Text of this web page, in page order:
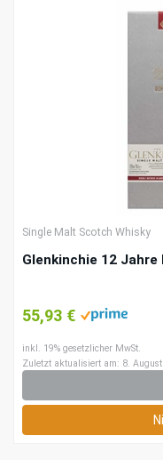
Single Malt Scotch Whisky
Glenkinchie 12
55,93 €
inkl. 19% gesetzlicher MwSt.
Zuletzt aktualisiert am: 8.